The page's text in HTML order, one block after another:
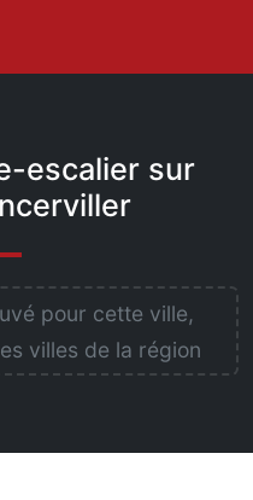
escalier sur
pour cette ville,
villes de la région